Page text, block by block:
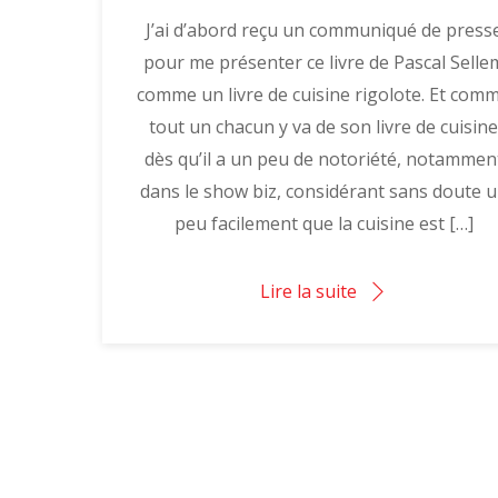
J’ai d’abord reçu un communiqué de
pour me présenter ce livre de Pascal
comme un livre de cuisine rigolote. Et
tout un chacun y va de son livre de cuisine
dès qu’il a un peu de notoriété,
dans le show biz, considérant sans doute
peu facilement que la cuisine est […]
Lire la suite